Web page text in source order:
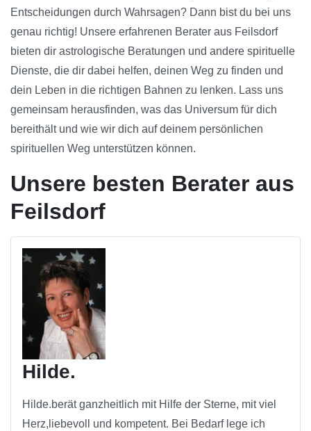
Entscheidungen durch Wahrsagen? Dann bist du bei uns
genau richtig! Unsere erfahrenen Berater aus Feilsdorf
bieten dir astrologische Beratungen und andere spirituelle
Dienste, die dir dabei helfen, deinen Weg zu finden und
dein Leben in die richtigen Bahnen zu lenken. Lass uns
gemeinsam herausfinden, was das Universum für dich
bereithält und wie wir dich auf deinem persönlichen
spirituellen Weg unterstützen können.
Unsere besten Berater aus
Feilsdorf
Hilde.
Hilde.berät ganzheitlich mit Hilfe der Sterne, mit viel
Herz,liebevoll und kompetent. Bei Bedarf lege ich